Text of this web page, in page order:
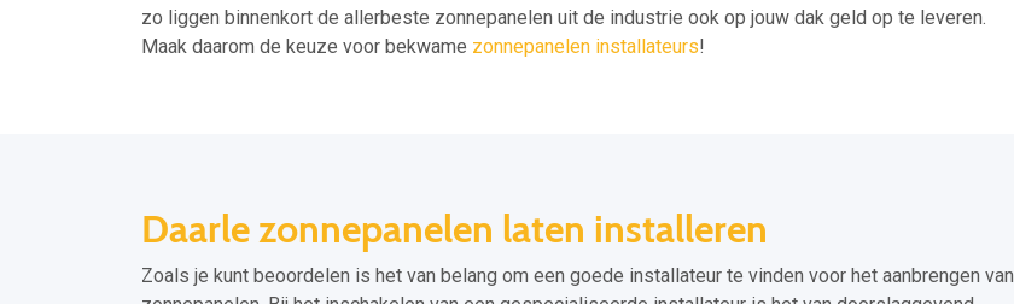
zo liggen binnenkort de allerbeste zonnepanelen uit de industrie ook op jouw dak geld op te leveren.
Maak daarom de keuze voor bekwame zonnepanelen installateurs!
Daarle zonnepanelen laten installeren
Zoals je kunt beoordelen is het van belang om een goede installateur te vinden voor het aanbrengen van